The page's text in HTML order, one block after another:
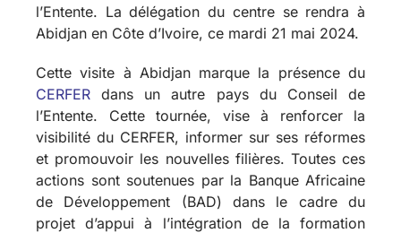
l’Entente. La délégation du centre se rendra à
Abidjan en Côte d’Ivoire, ce mardi 21 mai 2024.
Cette visite à Abidjan marque la présence du
CERFER dans un autre pays du Conseil de
l’Entente. Cette tournée, vise à renforcer la
visibilité du CERFER, informer sur ses réformes
et promouvoir les nouvelles filières. Toutes ces
actions sont soutenues par la Banque Africaine
de Développement (BAD) dans le cadre du
projet d’appui à l’intégration de la formation